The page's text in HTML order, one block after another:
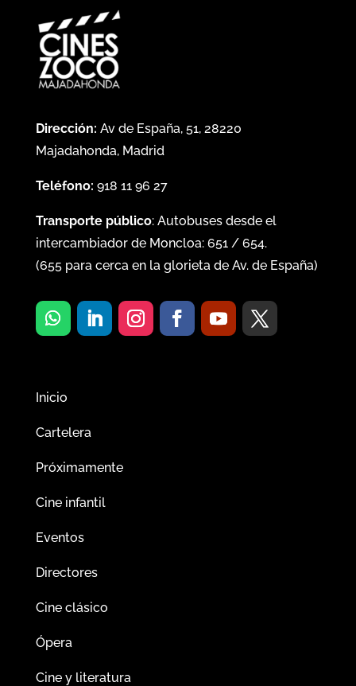
Dirección: Av de España, 51, 28220
Majadahonda, Madrid
Teléfono: 918 11 96 27
Transporte público: Autobuses desde el
intercambiador de Moncloa: 651/ 654.
(655para cerca en la glorieta de Av. de España)
Inicio
Cartelera
Próximamente
Cine infantil
Eventos
Directores
Cine clásico
Ópera
Cine y literatura